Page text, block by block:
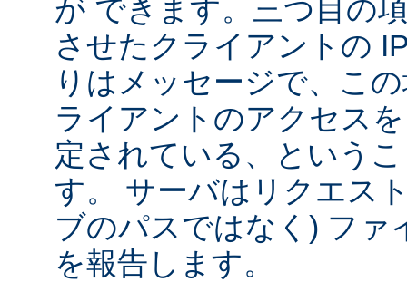
が できます。三つ目の
させたクライアントの
りはメッセージで、こ
ライアントのアクセス
定されている、という
す。 サーバはリクエス
ブのパスではなく) ファ
を報告します。